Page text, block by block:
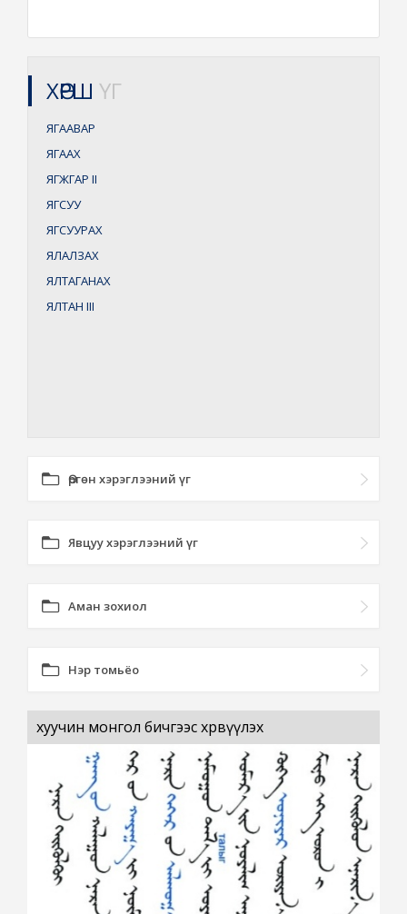
ХӨРШ ҮГ
ЯГААВАР
ЯГААХ
ЯГЖГАР II
ЯГСУУ
ЯГСУУРАХ
ЯЛАЛЗАХ
ЯЛТАГАНАХ
ЯЛТАН III
Өргөн хэрэглээний үг
Явцуу хэрэглээний үг
Аман зохиол
Нэр томьёо
хуучин монгол бичгээс хөрвүүлэх